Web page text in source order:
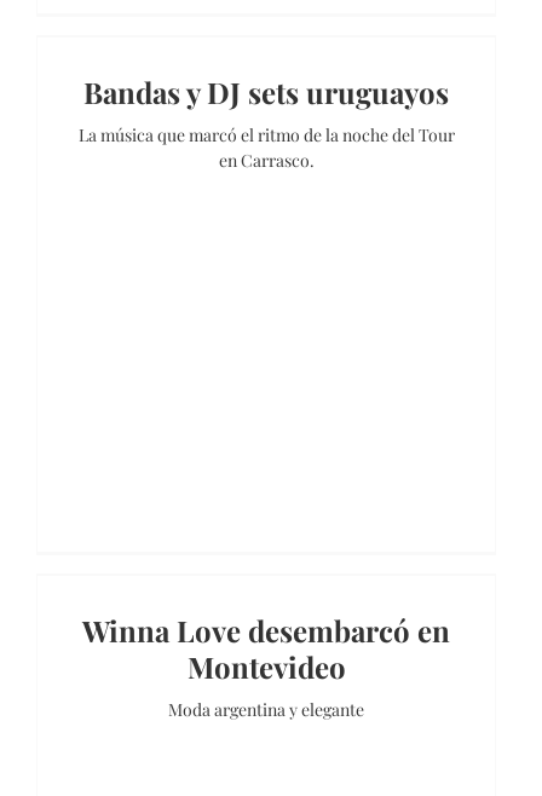
Bandas y DJ sets uruguayos
La música que marcó el ritmo de la noche del Tour
en Carrasco.
Winna Love desembarcó en
Montevideo
Moda argentina y elegante